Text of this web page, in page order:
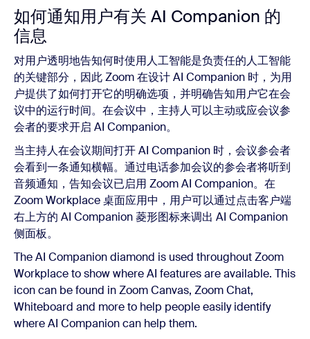
如何通知用户有关 AI Companion 的
信息
对用户透明地告知何时使用人工智能是负责任的人工智能
的关键部分，因此 Zoom 在设计 AI Companion 时，为用
户提供了如何打开它的明确选项，并明确告知用户它在会
议中的运行时间。在会议中，主持人可以主动或应会议参
会者的要求开启 AI Companion。
当主持人在会议期间打开 AI Companion 时，会议参会者
会看到一条通知横幅。通过电话参加会议的参会者将听到
音频通知，告知会议已启用 Zoom AI Companion。在
Zoom Workplace 桌面应用中，用户可以通过点击客户端
右上方的 AI Companion 菱形图标来调出 AI Companion
侧面板。
The AI Companion diamond is used throughout Zoom
Workplace to show where AI features are available. This
icon can be found in Zoom Canvas, Zoom Chat,
Whiteboard and more to help people easily identify
where AI Companion can help them.